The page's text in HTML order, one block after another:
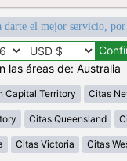
darte el mejor servicio,
las áreas de: Australia
Capital Territory Citas
Citas Queensland
Citas Victoria Citas